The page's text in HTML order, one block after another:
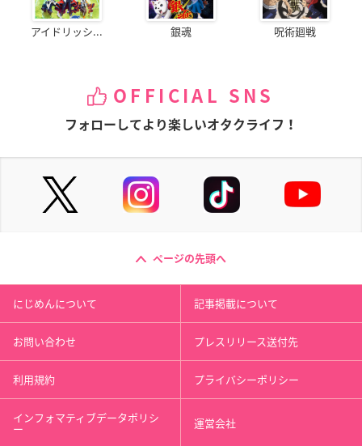
アイドリッシ... 銀魂 呪術廻戦
OFFICIAL SNS
フォローしてより楽しいオタクライフ！
ページの先頭へ
にじめんについて 記事掲載について
お問い合わせ プレスリリース送付先
利用規約 プライバシーポリシー
インフォマティブデータポリシ
ー 運営会社